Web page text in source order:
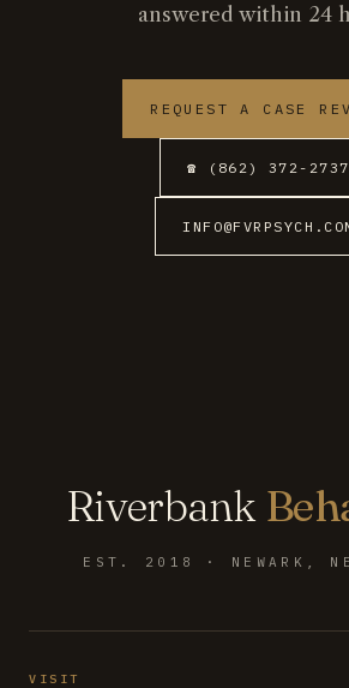
answered within 24
REQUEST A CASE
☎ (862) 372-2737
Riverbank
EST. 2018 · NEWARK,
VISIT